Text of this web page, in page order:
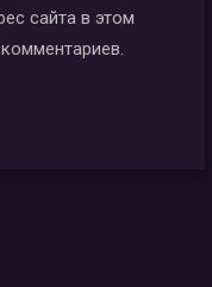
сайта в этом